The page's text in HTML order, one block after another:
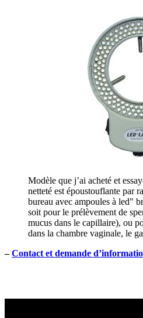
Modèle que j’ai acheté et
netteté est époustouflante par
bureau avec ampoules à led"
soit pour le prélèvement de
mucus dans le capillaire), ou
dans la chambre vaginale, le
– Contact et demande